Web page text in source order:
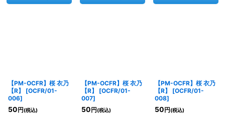
【PM-OCFR】桜 衣乃
【R】
[OCFR/01-
006]
50 円 (税込)
【PM-OCFR】桜 衣乃
【R】
[OCFR/01-
007]
50 円 (税込)
【PM-OCFR】桜 衣乃
【R】
[OCFR/01-
008]
50 円 (税込)